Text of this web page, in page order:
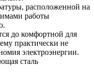
расположенной на
работы
до комфортной для
практически не
электроэнергии.
сталь